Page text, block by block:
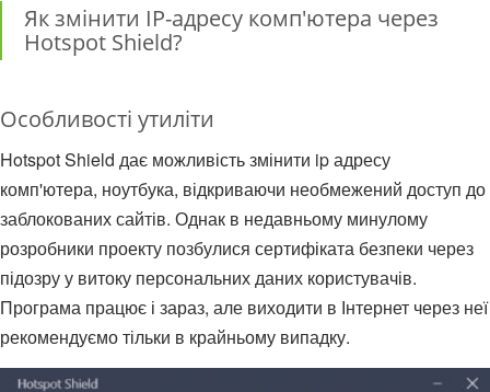
Як змінити IP-адресу комп'ютера через
Hotspot Shield?
Особливості утиліти
Hotspot Shield дає можливість змінити ip адресу
комп'ютера, ноутбука, відкриваючи необмежений доступ до
заблокованих сайтів. Однак в недавньому минулому
розробники проекту позбулися сертифіката безпеки через
підозру у витоку персональних даних користувачів.
Програма працює і зараз, але виходити в Інтернет через неї
рекомендуємо тільки в крайньому випадку.